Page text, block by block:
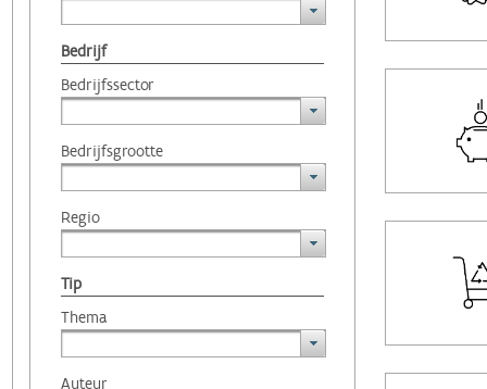
Bedrijf
Bedrijfssector
Bedrijfsgrootte
Regio
Tip
Thema
Auteur